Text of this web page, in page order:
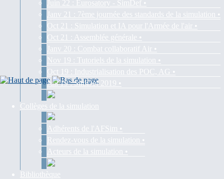
Juin 22 : Eurosatory - SimDef •
Janv 21 : 7ème journée des standards de la simulation •
Oct 21 : Simulation et IA pour l'Armée de l'air •
Oct 21 : Assemblée générale •
Janv 20 : Combat collaboratif Air •
Nov 19 : Tutoriels de la simulation •
Oct 19 : Industrialisation des POC, AG •
Juil 19 : SimDef 2019 •
Collèges de la simulation
Adhérents de l'AFSim •
Rendez-vous de la simulation •
Acteurs de la simulation •
Bibliothèque